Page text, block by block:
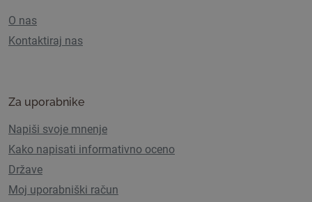
O nas
Kontaktiraj nas
Za uporabnike
Napiši svoje mnenje
Kako napisati informativno oceno
Države
Moj uporabniški račun